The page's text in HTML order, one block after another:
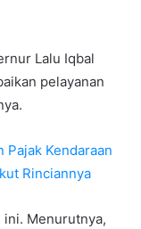
Lalu Iqbal
pelayanan
Pajak Kendaraan
Rinciannya
ini. Menurutnya,